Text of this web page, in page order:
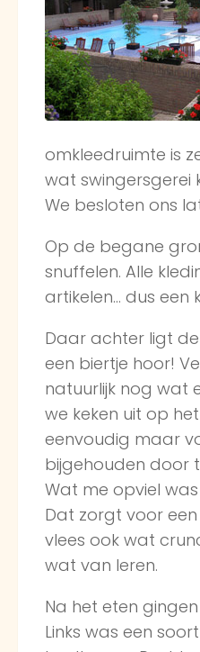
omkleedruimte is
wat swingersgerei
We besloten ons
Op de begane
snuffelen. Alle
artikelen… dus een
Daar achter ligt de
een biertje hoor!
natuurlijk nog wat
we keken uit op
eenvoudig maar
bijgehouden door
Wat me opviel
Dat zorgt voor
vlees ook wat
wat van leren.
Na het eten
Links was een